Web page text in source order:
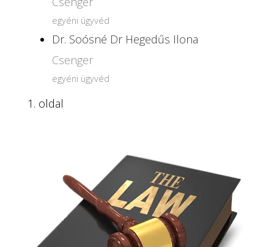
egyéni ügyvéd
Dr. Soósné Dr Hegedűs Ilona
Csenger
egyéni ügyvéd
1. oldal